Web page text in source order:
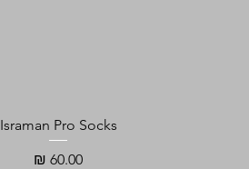
Israman Pro Socks
מחיר